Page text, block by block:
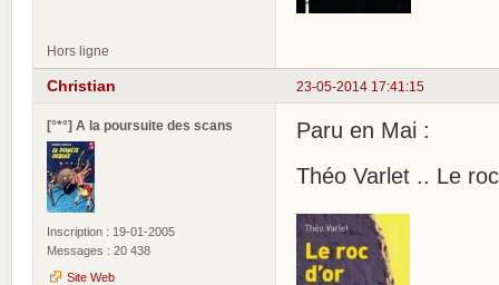
Hors ligne
23-05-2014 17:41:15
Christian
[°*°] A la poursuite des scans
Inscription : 19-01-2005
Messages : 20 438
Site Web
Paru en Mai :
Théo Varlet .. Le